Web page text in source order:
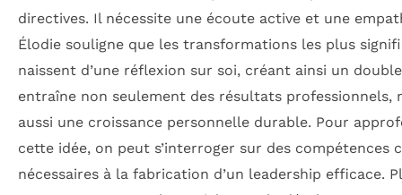
directives. Il nécessite une écoute active et une
Élodie souligne que les transformations les plus
naissent d’une réflexion sur soi, créant ainsi un
entraîne non seulement des résultats professionnels,
aussi une croissance personnelle durable. Pour
cette idée, on peut s’interroger sur des compétences
nécessaires à la fabrication d’un leadership efficace.